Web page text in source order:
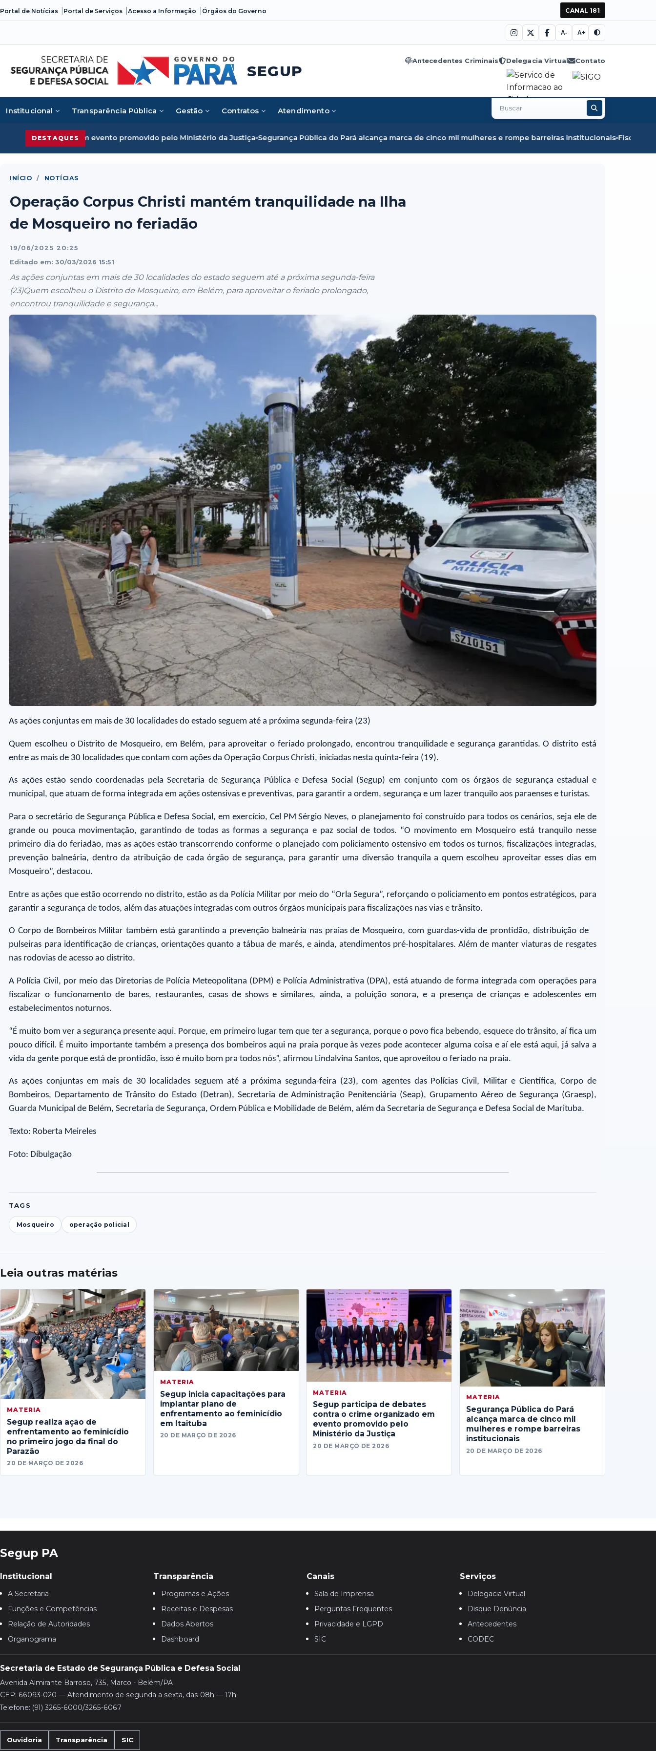
Portal de Notícias Portal de Serviços Acesso a Informação Órgãos do Governo CANAL 181
A- A+
SEGUP
Antecedentes Criminais Delegacia Virtual Contato
Institucional Transparência Pública Gestão Contratos Atendimento
Buscar
no
DESTAQUES
evento promovido pelo Ministério da Justiça Segurança Pública do Pará alcança marca de cinco mil mulheres e rompe barreiras institucionais Fiscalização em Óbidos
INÍCIO / NOTÍCIAS
Operação Corpus Christi mantém tranquilidade na Ilha
de Mosqueiro no feriadão
19/06/2025 20:25
Editado em: 30/03/2026 15:51
As ações conjuntas em mais de 30 localidades do estado seguem até a próxima segunda-feira
(23)Quem escolheu o Distrito de Mosqueiro, em Belém, para aproveitar o feriado prolongado,
encontrou tranquilidade e segurança...
As ações conjuntas em mais de 30 localidades do estado seguem até a próxima segunda-feira (23)
Quem escolheu o Distrito de Mosqueiro, em Belém, para aproveitar o feriado prolongado, encontrou tranquilidade e segurança garantidas. O distrito está
entre as mais de 30 localidades que contam com ações da Operação Corpus Christi, iniciadas nesta quinta-feira (19).
As ações estão sendo coordenadas pela Secretaria de Segurança Pública e Defesa Social (Segup) em conjunto com os órgãos de segurança estadual e
municipal, que atuam de forma integrada em ações ostensivas e preventivas, para garantir a ordem, segurança e um lazer tranquilo aos paraenses e turistas.
Para o secretário de Segurança Pública e Defesa Social, em exercício, Cel PM Sérgio Neves, o planejamento foi construído para todos os cenários, seja ele de
grande ou pouca movimentação, garantindo de todas as formas a segurança e paz social de todos. “O movimento em Mosqueiro está tranquilo nesse
primeiro dia do feriadão, mas as ações estão transcorrendo conforme o planejado com policiamento ostensivo em todos os turnos, fiscalizações integradas,
prevenção balneária, dentro da atribuição de cada órgão de segurança, para garantir uma diversão tranquila a quem escolheu aproveitar esses dias em
Mosqueiro”, destacou.
Entre as ações que estão ocorrendo no distrito, estão as da Polícia Militar por meio do “Orla Segura”, reforçando o policiamento em pontos estratégicos, para
garantir a segurança de todos, além das atuações integradas com outros órgãos municipais para fiscalizações nas vias e trânsito.
O Corpo de Bombeiros Militar também está garantindo a prevenção balneária nas praias de Mosqueiro, com guardas-vida de prontidão, distribuição de
pulseiras para identificação de crianças, orientações quanto a tábua de marés, e ainda, atendimentos pré-hospitalares. Além de manter viaturas de resgates
nas rodovias de acesso ao distrito.
A Polícia Civil, por meio das Diretorias de Polícia Meteopolitana (DPM) e Polícia Administrativa (DPA), está atuando de forma integrada com operações para
fiscalizar o funcionamento de bares, restaurantes, casas de shows e similares, ainda, a poluição sonora, e a presença de crianças e adolescentes em
estabelecimentos noturnos.
“É muito bom ver a segurança presente aqui. Porque, em primeiro lugar tem que ter a segurança, porque o povo fica bebendo, esquece do trânsito, aí fica um
pouco difícil. É muito importante também a presença dos bombeiros aqui na praia porque às vezes pode acontecer alguma coisa e aí ele está aqui, já salva a
vida da gente porque está de prontidão, isso é muito bom pra todos nós”, afirmou Lindalvina Santos, que aproveitou o feriado na praia.
As ações conjuntas em mais de 30 localidades seguem até a próxima segunda-feira (23), com agentes das Polícias Civil, Militar e Científica, Corpo de
Bombeiros, Departamento de Trânsito do Estado (Detran), Secretaria de Administração Penitenciária (Seap), Grupamento Aéreo de Segurança (Graesp),
Guarda Municipal de Belém, Secretaria de Segurança, Ordem Pública e Mobilidade de Belém, além da Secretaria de Segurança e Defesa Social de Marituba.
Texto: Roberta Meireles
Foto: Díbulgação
FotoFoto
TAGS
Mosqueiro operação policial
Leia outras matérias
MATERIA
Segup realiza ação de
enfrentamento ao feminicídio
no primeiro jogo da final do
Parazão
20 DE MARÇO DE 2026
MATERIA
Segup inicia capacitações para
implantar plano de
enfrentamento ao feminicídio
em Itaituba
20 DE MARÇO DE 2026
MATERIA
Segup participa de debates
contra o crime organizado em
evento promovido pelo
Ministério da Justiça
20 DE MARÇO DE 2026
MATERIA
Segurança Pública do Pará
alcança marca de cinco mil
mulheres e rompe barreiras
institucionais
20 DE MARÇO DE 2026
Segup PA
Institucional
A Secretaria
Funções e Competências
Relação de Autoridades
Organograma
Transparência
Programas e Ações
Receitas e Despesas
Dados Abertos
Dashboard
Canais
Sala de Imprensa
Perguntas Frequentes
Privacidade e LGPD
SIC
Serviços
Delegacia Virtual
Disque Denúncia
Antecedentes
CODEC
Secretaria de Estado de Segurança Pública e Defesa Social
Avenida Almirante Barroso, 735, Marco - Belém/PA
CEP: 66093-020 — Atendimento de segunda a sexta, das 08h — 17h
Telefone: (91) 3265-6000/3265-6067
Ouvidoria Transparência SIC